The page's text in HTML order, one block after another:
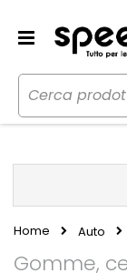
Home Auto
Gomme,